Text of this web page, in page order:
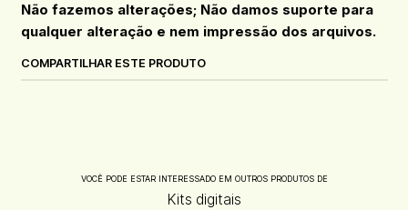
Não fazemos alterações; Não damos suporte para
qualquer alteração e nem impressão dos arquivos.
COMPARTILHAR ESTE PRODUTO
VOCÊ PODE ESTAR INTERESSADO EM OUTROS PRODUTOS DE
Kits digitais